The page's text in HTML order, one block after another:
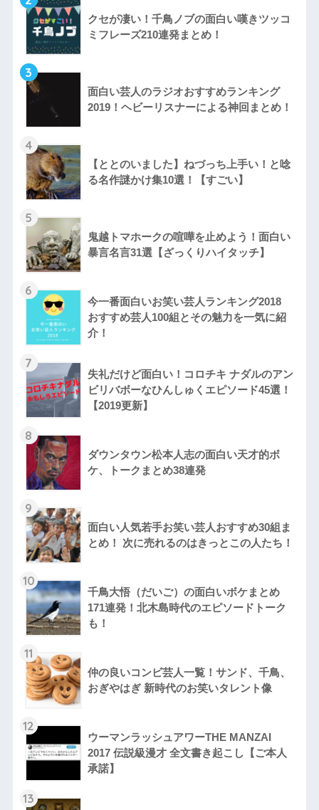
クセが凄い！千鳥ノブの面白い嘆きツッコ
ミフレーズ210連発まとめ！
3
面白い芸人のラジオおすすめランキング
2019！ヘビーリスナーによる神回まとめ！
4
【ととのいました】ねづっち上手い！と唸
る名作謎かけ集10選！【すごい】
5
鬼越トマホークの喧嘩を止めよう！面白い
暴言名言31選【ざっくりハイタッチ】
6
今一番面白いお笑い芸人ランキング2018
おすすめ芸人100組とその魅力を一気に紹
介！
7
失礼だけど面白い！コロチキ ナダルのアン
ビリバボーなひんしゅくエピソード45選！
【2019更新】
8
ダウンタウン松本人志の面白い天才的ボ
ケ、トークまとめ38連発
9
面白い人気若手お笑い芸人おすすめ30組ま
とめ！ 次に売れるのはきっとこの人たち！
10
千鳥大悟（だいご）の面白いボケまとめ
171連発！北木島時代のエピソードトーク
も！
11
仲の良いコンビ芸人一覧！サンド、千鳥、
おぎやはぎ 新時代のお笑いタレント像
12
ウーマンラッシュアワーTHE MANZAI
2017 伝説級漫才 全文書き起こし【ご本人
承諾】
13